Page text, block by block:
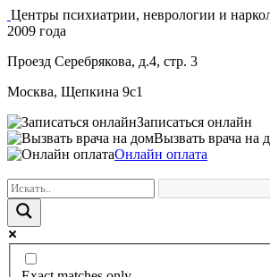
Центры психиатрии, неврологии и
2009 года
Проезд Серебрякова, д.4, стр. 3
Москва, Щепкина 9с1
Записаться онлайн
Вызвать врача на
Онлайн оплата